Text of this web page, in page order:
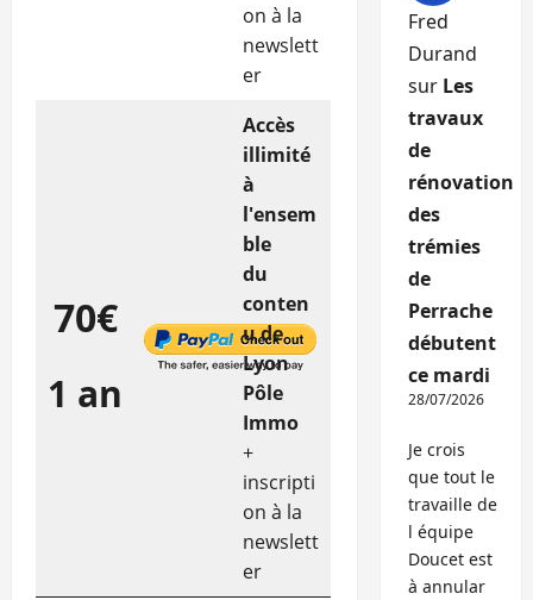
on à la
newslett
er
70€
1 an
Accès
illimité
à
l'ensem
ble
du
conten
u de
Lyon
Pôle
Immo
+
inscripti
on à la
newslett
er
Fred
Durand
sur Les
travaux
de
rénovation
des
trémies
de
Perrache
débutent
ce mardi
28/07/2026
Je crois
que tout le
travaille de
l équipe
Doucet est
à annular